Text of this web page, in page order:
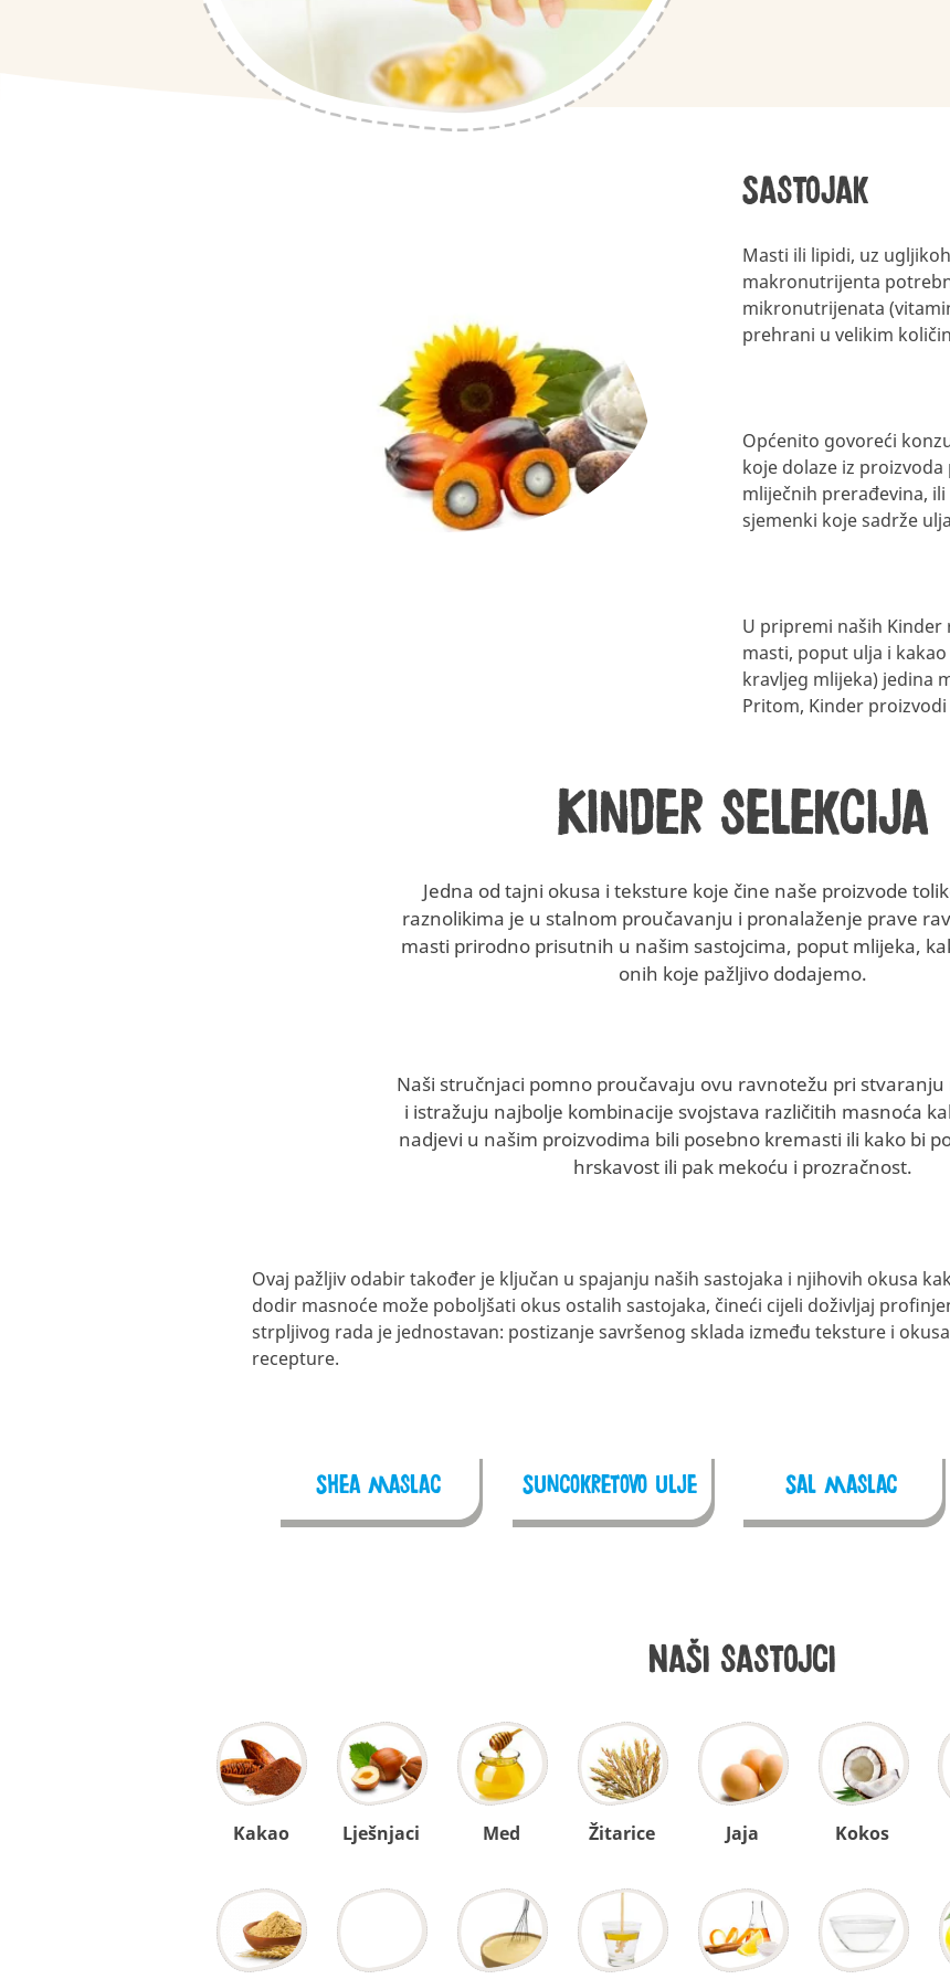
Sastojak
Masti ili lipidi, uz
makronutrijenta
mikronutrijenata
prehrani u velikim
Općenito govoreći
koje dolaze iz
mliječnih prerađevina,
sjemenki koje sadrže
U pripremi naših
masti, poput ulja i
kravljeg mlijeka) jedina
Pritom, Kinder
Kinder selekcija
Jedna od tajni okusa i teksture koje čine naše proizvode
raznolikima je u stalnom proučavanju i pronalaženje prave
masti prirodno prisutnih u našim sastojcima, poput mlijeka,
onih koje pažljivo dodajemo.
Naši stručnjaci pomno proučavaju ovu ravnotežu pri
i istražuju najbolje kombinacije svojstava različitih masnoća
nadjevi u našim proizvodima bili posebno kremasti ili kako bi
hrskavost ili pak mekoću i prozračnost.
Ovaj pažljiv odabir također je ključan u spajanju naših sastojaka i njihovih okusa
dodir masnoće može poboljšati okus ostalih sastojaka, čineći cijeli doživljaj
strpljivog rada je jednostavan: postizanje savršenog sklada između teksture i
recepture.
Shea maslac Suncokretovo ulje Sal maslac
Naši sastojci
Kakao Lješnjaci Med Žitarice Jaja Kokos